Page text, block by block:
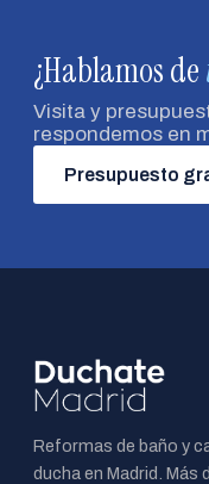
¿Hablamos de
Visita y
respondemos en
Presupuesto
Reformas de baño y
ducha en Madrid. Más